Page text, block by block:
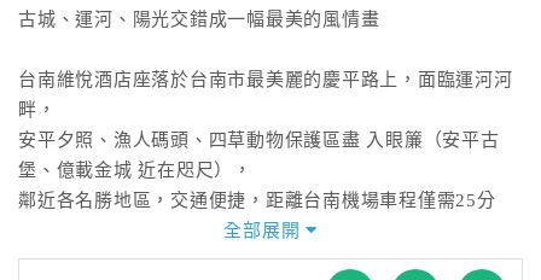
色
民
宿
球
古城、運河、陽光交錯成一幅最美的風情畫
台南維悅酒店座落於台南市最美麗的慶平路上，面臨運河河
畔，
安平夕照、漁人碼頭、四草動物保護區盡 入眼簾（安平古
堡、億載金城 近在咫尺），
鄰近各名勝地區，交通便捷，距離台南機場車程僅需25分
且附設高級設施，如商務中心、健身房...
全部展開